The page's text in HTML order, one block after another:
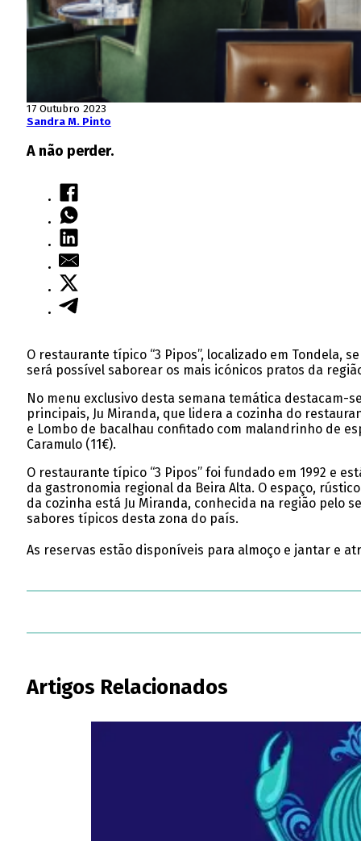
17 Outubro 2023
Sandra M. Pinto
A não perder.
O restaurante típico “3 Pipos”, localizado em Tondela,
será possível saborear os mais icónicos pratos da
No menu exclusivo desta semana temática destacam-
principais, Ju Miranda, que lidera a cozinha do
e Lombo de bacalhau confitado com malandrinho de
Caramulo (11€).
O restaurante típico “3 Pipos” foi fundado em 1992 e
da gastronomia regional da Beira Alta. O espaço,
da cozinha está Ju Miranda, conhecida na região pelo
sabores típicos desta zona do país.
As reservas estão disponíveis para almoço e jantar e
Artigos Relacionados